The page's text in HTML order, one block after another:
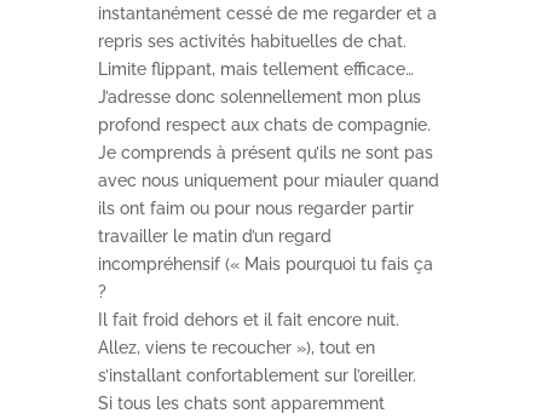
instantanément cessé de me regarder et a
repris ses activités habituelles de chat.
Limite flippant, mais tellement efficace…
J’adresse donc solennellement mon plus
profond respect aux chats de compagnie.
Je comprends à présent qu’ils ne sont pas
avec nous uniquement pour miauler quand
ils ont faim ou pour nous regarder partir
travailler le matin d’un regard
incompréhensif (« Mais pourquoi tu fais ça
?
Il fait froid dehors et il fait encore nuit.
Allez, viens te recoucher »), tout en
s’installant confortablement sur l’oreiller.
Si tous les chats sont apparemment